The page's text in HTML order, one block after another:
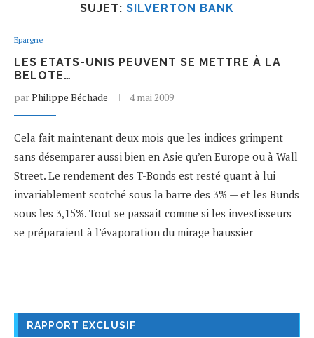
SUJET: SILVERTON BANK
Epargne
LES ETATS-UNIS PEUVENT SE METTRE À LA
BELOTE…
parPhilippe Béchade 4 mai 2009
Cela fait maintenant deux mois que les indices grimpent
sans désemparer aussi bien en Asie qu’en Europe ou à Wall
Street. Le rendement des T-Bonds est resté quant à lui
invariablement scotché sous la barre des 3% — et les Bunds
sous les 3,15%. Tout se passait comme si les investisseurs
se préparaient à l’évaporation du mirage haussier
RAPPORT EXCLUSIF